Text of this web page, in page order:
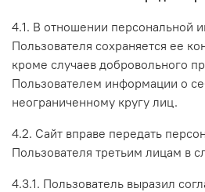
4.1. В отношении персональной
Пользователя сохраняется ее
кроме случаев добровольного
Пользователем информации о
неограниченному кругу лиц.
4.2. Сайт вправе передать
Пользователя третьим лицам в
4.3.1. Пользователь выразил